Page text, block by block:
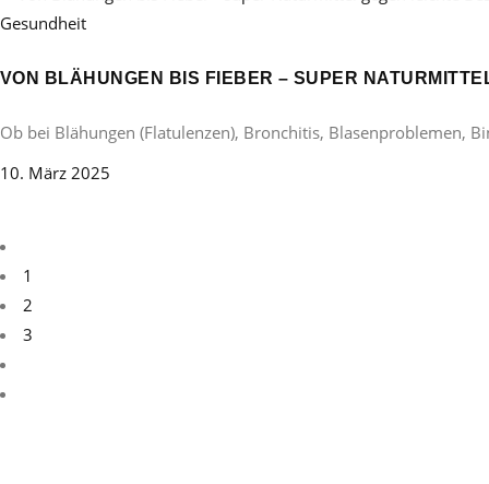
Gesundheit
VON BLÄHUNGEN BIS FIEBER – SUPER
Ob bei Blähungen (Flatulenzen), Bronchitis, Blasenproblemen,
10. März 2025
1
2
3